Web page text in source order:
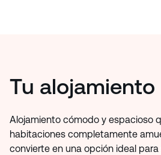
Tu alojamiento
Alojamiento cómodo y espacioso
habitaciones completamente
convierte en una opción ideal